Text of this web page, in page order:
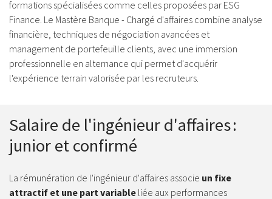
formations spécialisées comme celles proposées par ESG
Finance. Le Mastère Banque - Chargé d'affaires combine analyse
financière, techniques de négociation avancées et
management de portefeuille clients, avec une immersion
professionnelle en alternance qui permet d'acquérir
l'expérience terrain valorisée par les recruteurs.
Salaire de l'ingénieur d'affaires :
junior et confirmé
La rémunération de l'ingénieur d'affaires associe un fixe
attractif et une part variable liée aux performances